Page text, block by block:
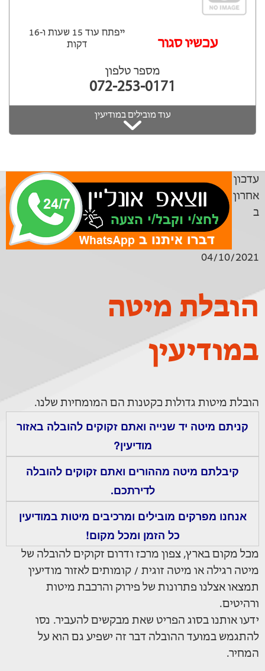
עכשיו סגור
ייפתח עוד 15 שעות ‫ו-16
דקות
מספר טלפון
072-253-0171
עוד מובילים במודיעין
עדכון
אחרון
ב
04/10/2021
הובלת מיטה
במודיעין
הובלת מיטות גדולות כקטנות הם המומחיות שלנו.
קניתם מיטה יד שנייה ואתם זקוקים להובלה באזור
מודיעין?
קיבלתם מיטה מההורים ואתם זקוקים להובלה
לדירתכם.
אנחנו מפרקים מובילים ומרכיבים מיטות במודיעין
כל הזמן ומכל מקום!
מכל מקום בארץ, צפון מרכז ודרום זקוקים להובלה של
מיטה רגילה או מיטה זוגית / קומותים לאזור מודיעין
תמצאו אצלנו פתרונות של פירוק והרכבת מיטות
ורהיטים.
ידעו אותנו בסוג הפריט שאת מבקשים להעביר. נסו
להתגמש במועד ההובלה דבר זה ישפיע גם הוא על
המחיר.